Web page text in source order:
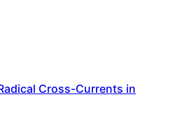
Cross-Currents in